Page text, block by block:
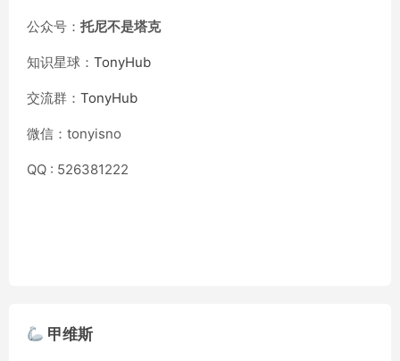
公众号： 托尼不是塔克
知识星球： TonyHub
交流群： TonyHub
微信：tonyisno
QQ : 526381222
甲维斯